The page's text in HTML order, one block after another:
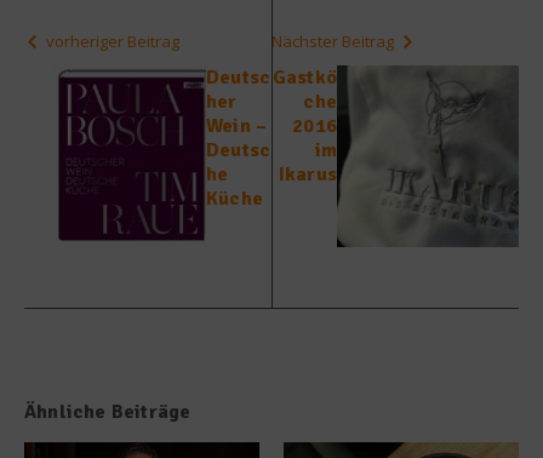
vorheriger Beitrag
Deutsc
her
Wein –
Deutsc
he
Küche
Nächster Beitrag
Gastkö
che
2016
im
Ikarus
Ähnliche Beiträge